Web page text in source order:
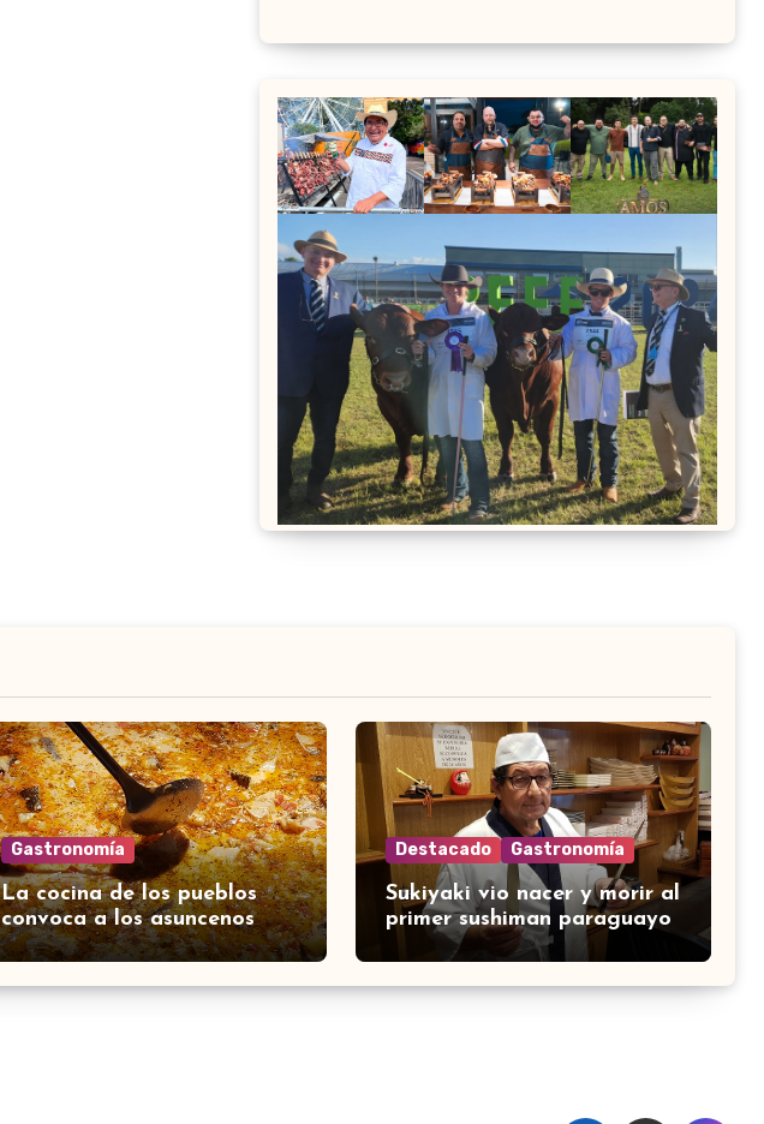
Gastronomía
La cocina de los pueblos
convoca a los asuncenos
Destacado Gastronomía
Sukiyaki vio nacer y morir al
primer sushiman paraguayo